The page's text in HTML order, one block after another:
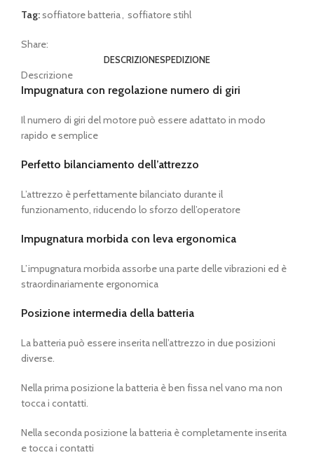
Tag:soffiatore batteria soffiatore stihl
Share:
DESCRIZIONESPEDIZIONE
Descrizione
Impugnatura con regolazione numero di giri
Il numero di giri del motore può essere adattato in modo
rapido e semplice
Perfetto bilanciamento dell’attrezzo
L’attrezzo è perfettamente bilanciato durante il
funzionamento, riducendo lo sforzo dell’operatore
Impugnatura morbida con leva ergonomica
L’impugnatura morbida assorbe una parte delle vibrazioni ed è
straordinariamente ergonomica
Posizione intermedia della batteria
La batteria può essere inserita nell’attrezzo in due posizioni
diverse.
Nella prima posizione la batteria è ben fissa nel vano ma non
tocca i contatti.
Nella seconda posizione la batteria è completamente inserita
e tocca i contatti